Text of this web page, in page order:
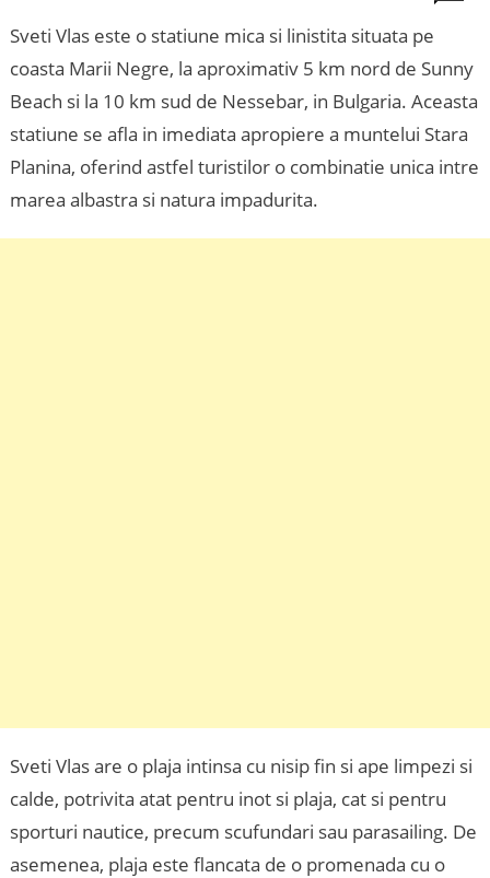
Sveti Vlas este o statiune mica si linistita situata pe
coasta Marii Negre, la aproximativ 5 km nord de Sunny
Beach si la 10 km sud de Nessebar, in Bulgaria. Aceasta
statiune se afla in imediata apropiere a muntelui Stara
Planina, oferind astfel turistilor o combinatie unica intre
marea albastra si natura impadurita.
Sveti Vlas are o plaja intinsa cu nisip fin si ape limpezi si
calde, potrivita atat pentru inot si plaja, cat si pentru
sporturi nautice, precum scufundari sau parasailing. De
asemenea, plaja este flancata de o promenada cu o